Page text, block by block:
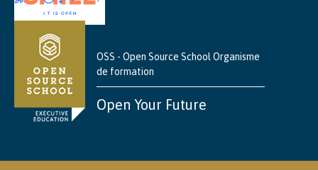
OSS - Open Source School Organisme
de formation
Open Your Future